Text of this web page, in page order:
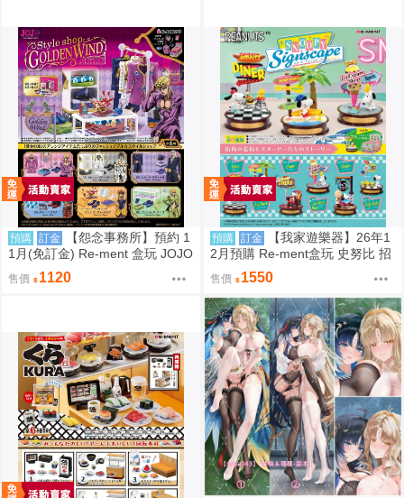
預購 訂金
【怨念事務所】預約 1
1月(免訂金) Re-ment 盒玩 JOJO
的奇妙冒險 服裝精品店 黃金之風
中盒6入 0823
售價 1120
預購 訂金
【我家遊樂器】26年1
2月預購 Re-ment盒玩 史努比 招
牌景觀
售價 1550